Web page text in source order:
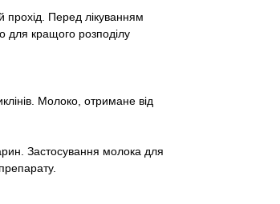
прохід. Перед лікуванням
для кращого розподілу
Молоко, отримане від
Застосування молока для